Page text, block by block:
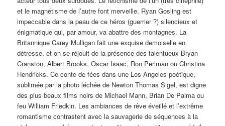
et le magnétisme de l’autre font merveille. Ryan Gosling est
impeccable dans la peau de ce héros (guerrier ?) silencieux et
énigmatique qui, par amour, va abattre des montagnes. La
Britannique Carey Mulligan fait une exquise demoiselle en
détresse, et on se réjouit de la présence des talentueux Bryan
Cranston, Albert Brooks, Oscar Isaac, Ron Perlman ou Christina
Hendricks. Ce conte de fées dans une Los Angeles poétique,
sublimée par la photo léchée de Newton Thomas Sigel, est digne
des plus beaux films noirs de Michael Mann, Brian De Palma ou
feu William Friedkin. Les ambiances de rêve éveillé et l’extrême
romantisme contrastent avec la sauvagerie de séquences à la